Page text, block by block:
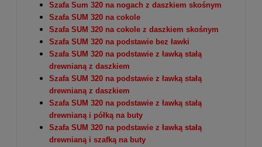
Szafa Sum 320 na nogach z daszkiem skośnym
Szafa SUM 320 na cokole
Szafa SUM 320 na cokole z daszkiem skośnym
Szafa SUM 320 na podstawie bez ławki
Szafa SUM 320 na podstawie z ławką stałą
drewnianą z daszkiem
Szafa SUM 320 na podstawie z ławką stałą
drewnianą z daszkiem
Szafa SUM 320 na podstawie z ławką stałą
drewnianą i półką na buty
Szafa SUM 320 na podstawie z ławką stałą
drewnianą i szafką na buty